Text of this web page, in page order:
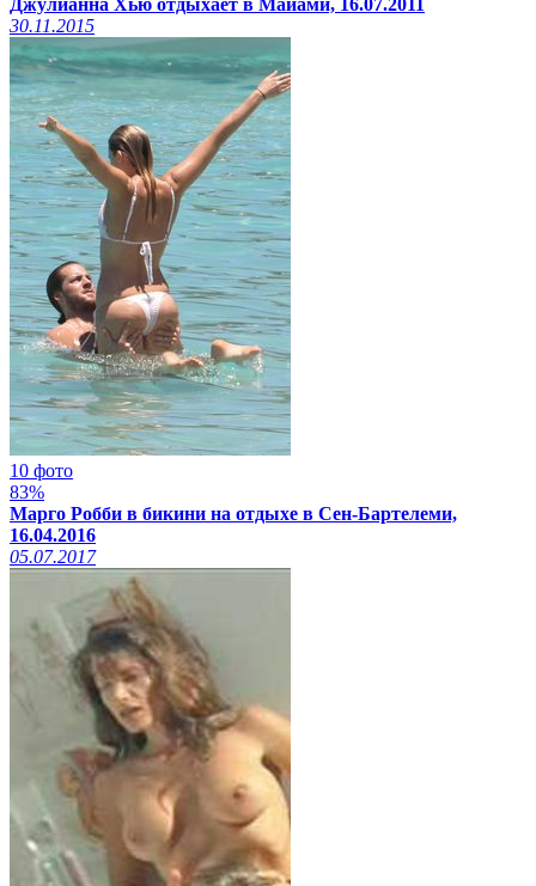
30.11.2015
10 фото
83%
Марго Робби в бикини на отдыхе в Сен-Бартелеми,
16.04.2016
05.07.2017